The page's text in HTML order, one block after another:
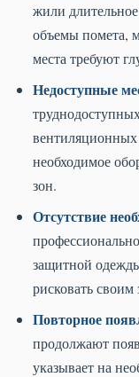
жили
объемы помета,
места требуют
Недоступные
необходимое
зон.
Отсутствие
защитной
рисковать своим
Повторное
продолжают
указывает на